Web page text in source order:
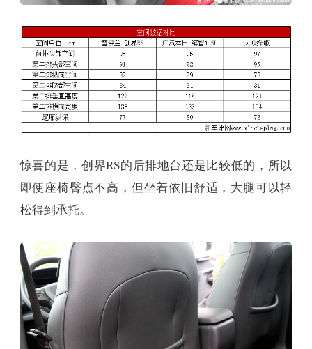
惊喜的是，创界RS的后排地台还是比较低的，所以
即便座椅臀点不高，但坐着依旧舒适，大腿可以轻
松得到承托。